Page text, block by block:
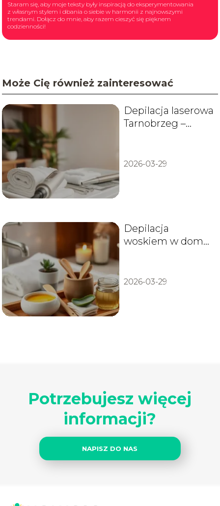
Staram się, aby moje teksty były inspiracją do eksperymentowania
z własnym stylem i dbania o siebie w harmonii z najnowszymi
trendami. Dołącz do mnie, aby razem cieszyć się pięknem
codzienności!
Może Cię również zainteresować
Depilacja laserowa
Tarnobrzeg –
2026-03-29
Depilacja
woskiem w domu
2026-03-29
Potrzebujesz więcej
informacji?
NAPISZ DO NAS